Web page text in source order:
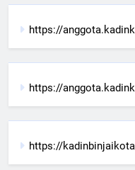
https://
https://
https://